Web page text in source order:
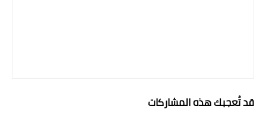
قد تُعجبك هذه المشاركات